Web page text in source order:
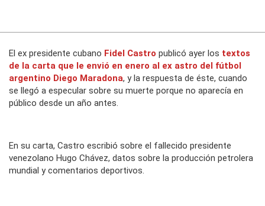
El ex presidente cubano Fidel Castro publicó ayer los textos
de la carta que le envió en enero al ex astro del fútbol
argentino Diego Maradona, y la respuesta de éste, cuando
se llegó a especular sobre su muerte porque no aparecía en
público desde un año antes.
En su carta, Castro escribió sobre el fallecido presidente
venezolano Hugo Chávez, datos sobre la producción petrolera
mundial y comentarios deportivos.